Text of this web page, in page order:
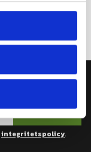
Prenumerera
integritetspolicy.